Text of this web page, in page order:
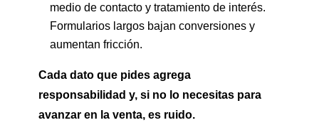
medio de contacto y tratamiento de interés.
Formularios largos bajan conversiones y
aumentan fricción.
Cada dato que pides agrega
responsabilidad y, si no lo necesitas para
avanzar en la venta, es ruido.